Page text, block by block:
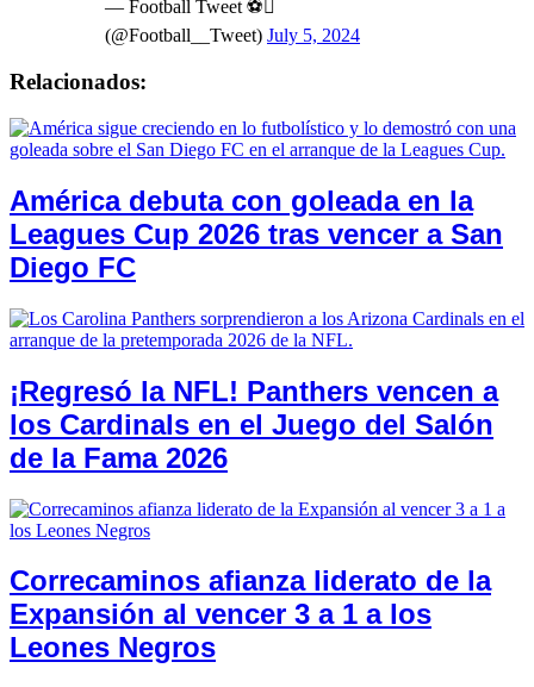
— Football Tweet ⚽
(@Football__Tweet) July 5, 2024
Relacionados:
América debuta con goleada en la
Leagues Cup 2026 tras vencer a San
Diego FC
¡Regresó la NFL! Panthers vencen a
los Cardinals en el Juego del Salón
de la Fama 2026
Correcaminos afianza liderato de la
Expansión al vencer 3 a 1 a los
Leones Negros